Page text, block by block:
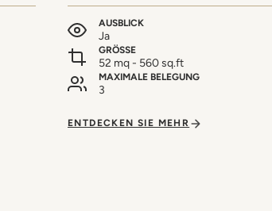
AUSBLICK
Ja
GRÖSSE
52 mq - 560 sq.ft
MAXIMALE BELEGUNG
3
ENTDECKEN SIE MEHR